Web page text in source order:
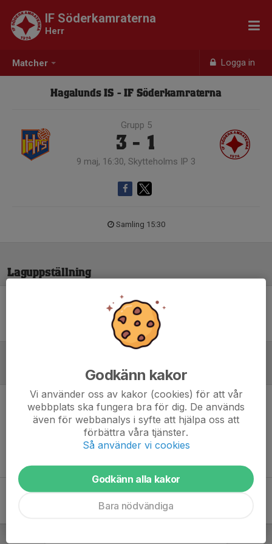
Matcher Logga in
IF Söderkamraterna
Herr
Hagalunds IS - IF Söderkamraterna
Grupp 5
3 - 1
9 maj, 16:30, Skytteholms IP 3
Samling 15:30
Laguppställning
Ingen uppställning ifylld
Inget referat skrivet
Godkänn kakor
Vi använder oss av kakor (cookies) för att vår
webbplats ska fungera bra för dig. De används
även för webbanalys i syfte att hjälpa oss att
förbättra våra tjänster.
Så använder vi cookies
Godkänn alla kakor
Bara nödvändiga